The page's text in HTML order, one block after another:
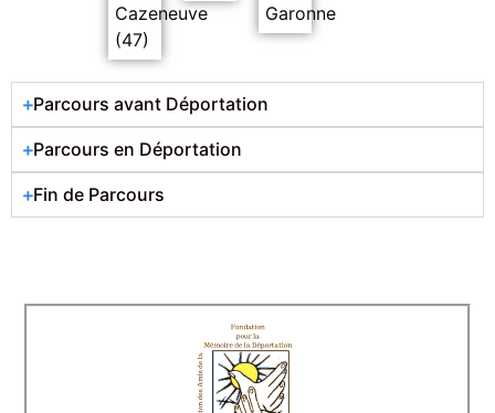
Cazeneuve
(47)
Garonne
Parcours avant Déportation
Parcours en Déportation
Fin de Parcours